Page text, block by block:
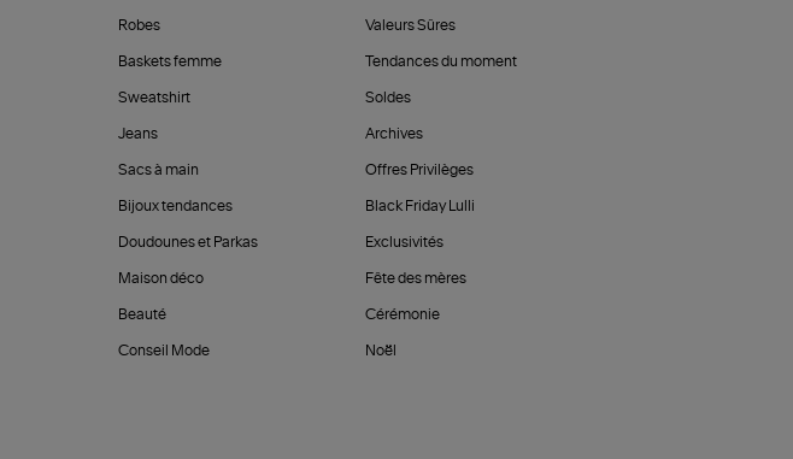
Robes
Baskets femme
Sweatshirt
Jeans
Sacs à main
Bijoux tendances
Doudounes et Parkas
Maison déco
Beauté
Conseil Mode
Valeurs Sûres
Tendances du moment
Soldes
Archives
Offres Privilèges
Black Friday Lulli
Exclusivités
Fête des mères
Cérémonie
Noël